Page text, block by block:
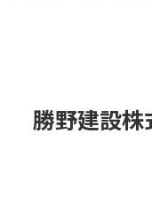
勝野建設株